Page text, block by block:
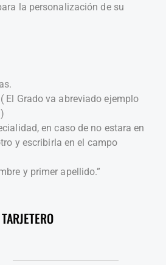
la personalización de su
El Grado va abreviado ejemplo
en caso de no estara en
y escribirla en el campo
y primer apellido.”